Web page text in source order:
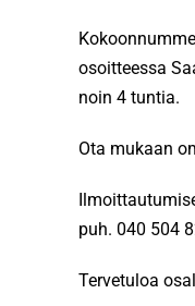
osoitteessa
noin 4 tuntia.
Ota mukaan
puh. 040 504
Tervetuloa